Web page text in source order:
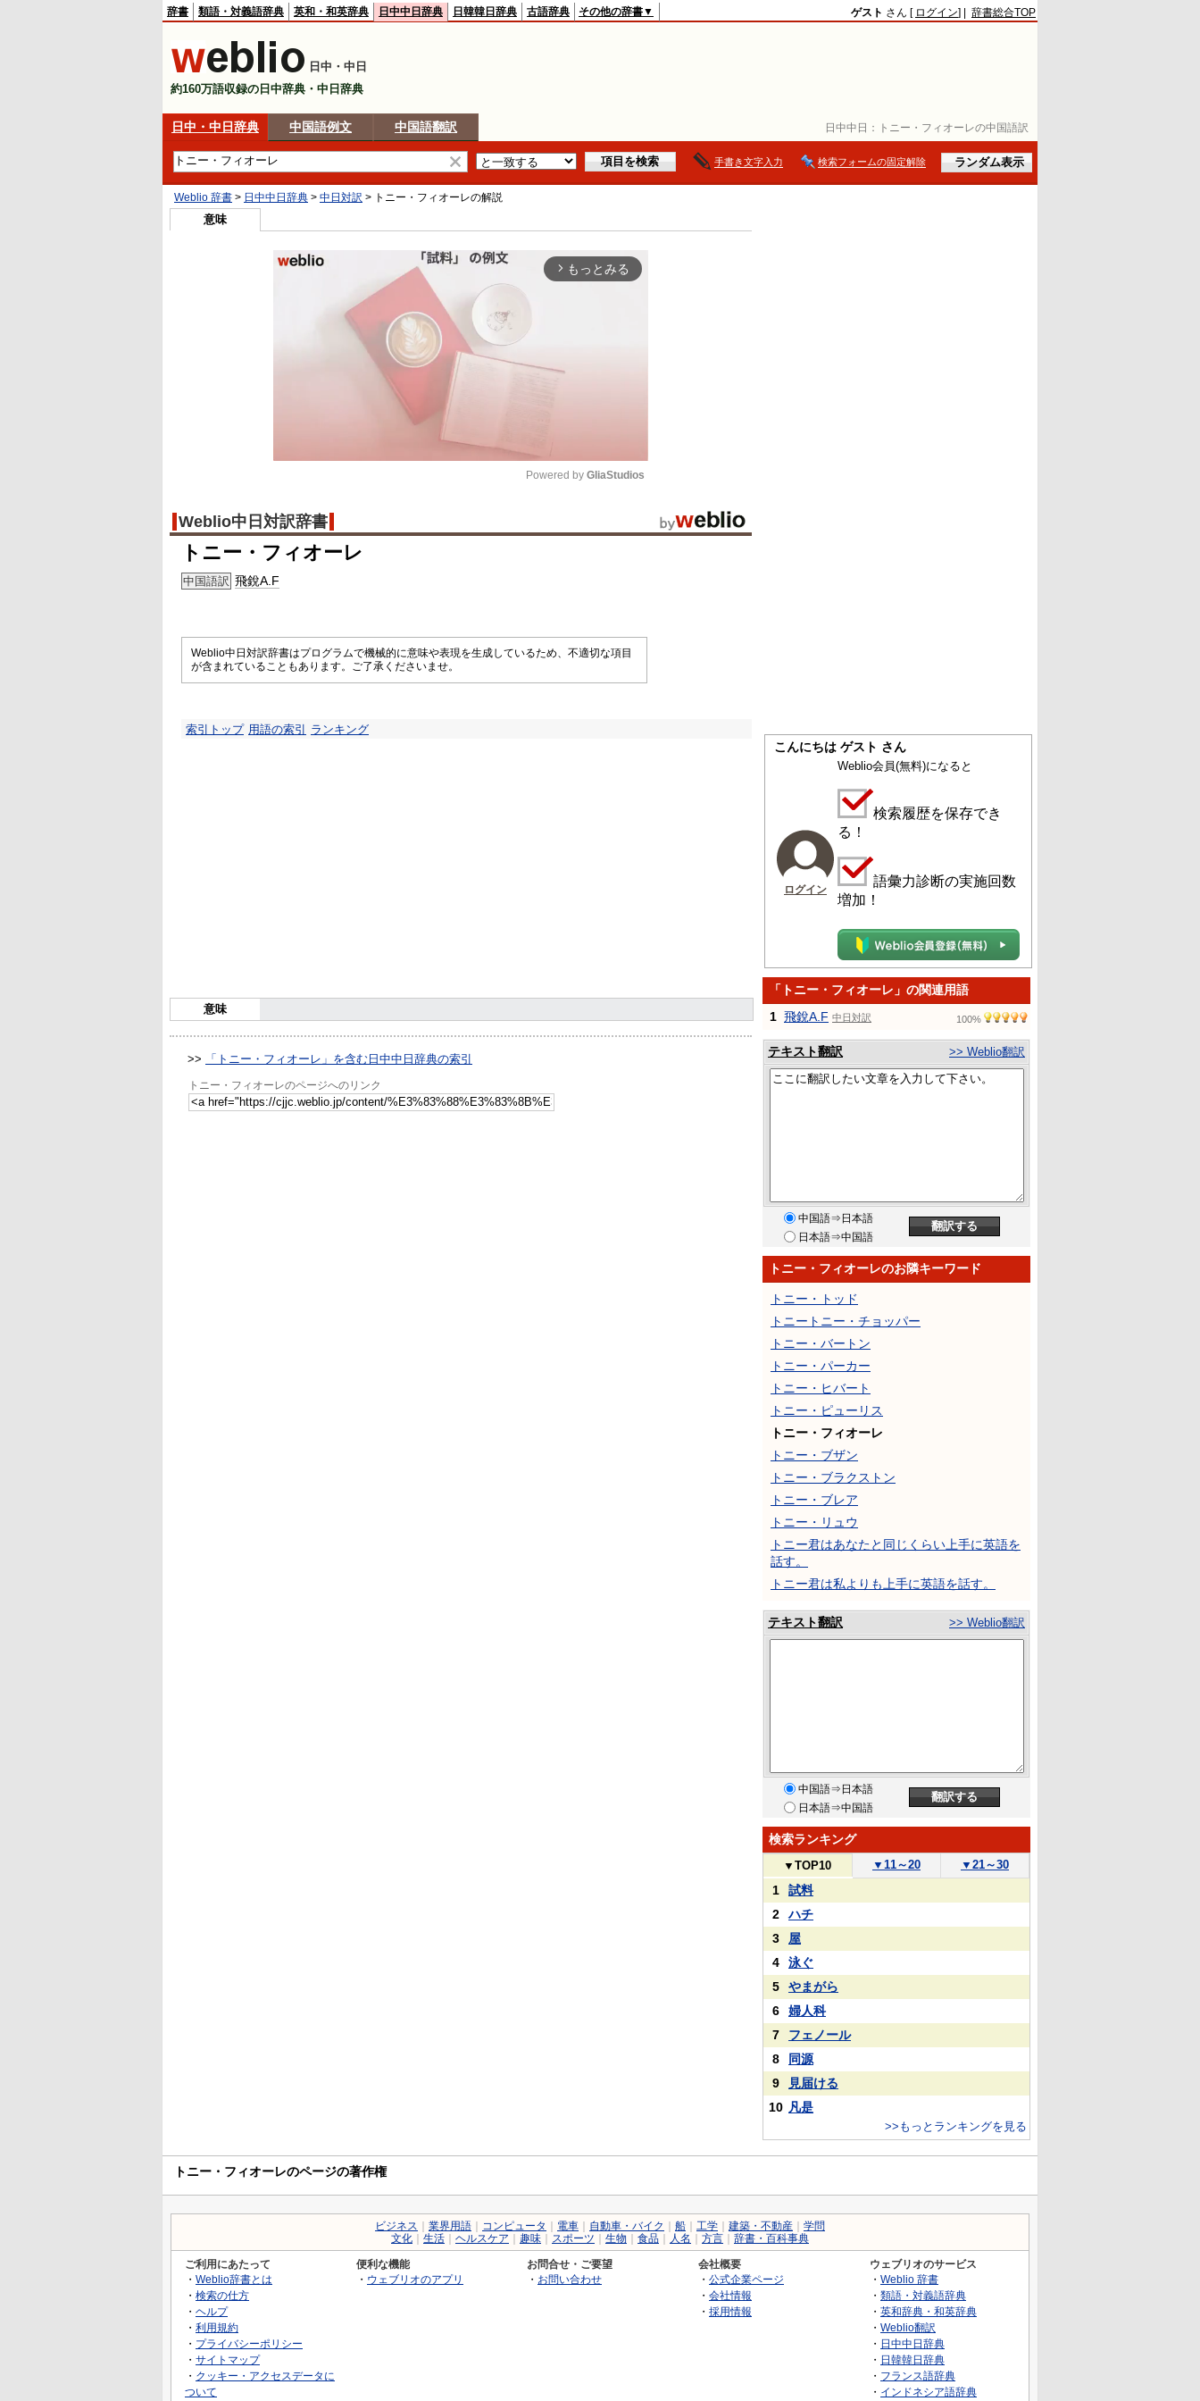
日中中日： トニー・フィオーレの中国語訳
辞書 類語・対義語辞典 英和・和英辞典 日中中日辞典 日韓韓日辞典 古語辞典 その他の辞書▼ ゲスト さん [ ログイン] | 辞書総合TOP
日中・中日
約160万語収録の日中辞典・中日辞典
日中・中日辞典 中国語例文 中国語翻訳
手書き文字入力 検索フォームの固定解除
Weblio 辞書 > 日中中日辞典 > 中日対訳 > トニー・フィオーレの解説
意味
arrow_forward_ios もっとみる
Powered by GliaStudios
Weblio中日対訳辞書
トニー・フィオーレ
中国語訳 飛銳A.F
Weblio中日対訳辞書はプログラムで機械的に意味や表現を生成しているため、不適切な項目
が含まれていることもあります。ご了承くださいませ。
索引トップ 用語の索引 ランキング
意味
>> 「トニー・フィオーレ」を含む日中中日辞典の索引
トニー・フィオーレのページへのリンク
こんにちは ゲスト さん
ログイン
Weblio会員(無料)になると
検索履歴を保存でき
る！
語彙力診断の実施回数
増加！
「トニー・フィオーレ」の関連用語
1 飛銳A.F 中日対訳 100%
テキスト翻訳 >> Weblio翻訳
中国語⇒日本語
日本語⇒中国語
トニー・フィオーレのお隣キーワード
トニー・トッド
トニートニー・チョッパー
トニー・バートン
トニー・パーカー
トニー・ヒバート
トニー・ピューリス
トニー・フィオーレ
トニー・ブザン
トニー・ブラクストン
トニー・ブレア
トニー・リュウ
トニー君はあなたと同じくらい上手に英語を
話す。
トニー君は私よりも上手に英語を話す。
テキスト翻訳 >> Weblio翻訳
中国語⇒日本語
日本語⇒中国語
検索ランキング
▼ TOP10 ▼ 11～20 ▼ 21～30
1
試料
2
ハチ
3
屋
4
泳ぐ
5
やまがら
6
婦人科
7
フェノール
8
同源
9
見届ける
10 凡是
>>もっとランキングを見る
トニー・フィオーレのページの著作権
ビジネス 業界用語 コンピュータ 電車 自動車・バイク 船 工学 建築・不動産
学問
文化
生活 ヘルスケア 趣味 スポーツ 生物 食品 人名 方言 辞書・百科事典
ご利用にあたって
・ Weblio辞書とは
・ 検索の仕方
・ ヘルプ
・ 利用規約
・ プライバシーポリシー
・ サイトマップ
・ クッキー・アクセスデータに
ついて
便利な機能
・ ウェブリオのアプリ
お問合せ・ご要望
・ お問い合わせ
会社概要
・ 公式企業ページ
・ 会社情報
・ 採用情報
ウェブリオのサービス
・ Weblio 辞書
・ 類語・対義語辞典
・ 英和辞典・和英辞典
・ Weblio翻訳
・ 日中中日辞典
・ 日韓韓日辞典
・ フランス語辞典
・ インドネシア語辞典